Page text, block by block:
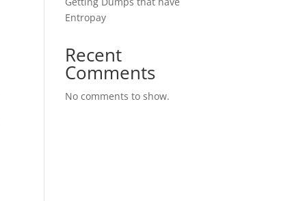
Entropay
Recent
Comments
No comments to show.